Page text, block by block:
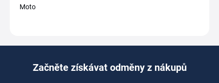
Moto
Začněte získávat odměny z nákupů